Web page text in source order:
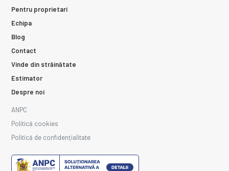
Pentru proprietari
Echipa
Blog
Contact
Vinde din străinătate
Estimator
Despre noi
ANPC
Politică cookies
Politică de confidențialitate